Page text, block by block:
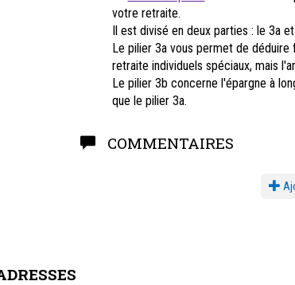
votre retraite.
Il est divisé en deux parties : le 3a
Le pilier 3a vous permet de
retraite individuels spéciaux, mais
Le pilier 3b concerne l'épargne à
que le pilier 3a.
COMMENTAIRES